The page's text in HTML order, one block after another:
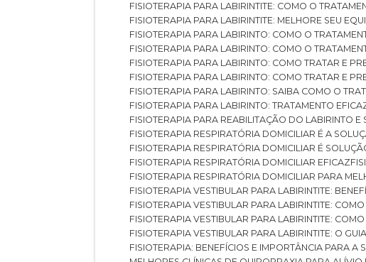
FISIOTERAPIA PARA LABIRINTITE: COMO O
FISIOTERAPIA PARA LABIRINTITE: MELHORE SEU
FISIOTERAPIA PARA LABIRINTO: COMO O
FISIOTERAPIA PARA LABIRINTO: COMO O
FISIOTERAPIA PARA LABIRINTO: COMO TRATAR E
FISIOTERAPIA PARA LABIRINTO: COMO TRATAR E
FISIOTERAPIA PARA LABIRINTO: SAIBA COMO O
FISIOTERAPIA PARA LABIRINTO: TRATAMENTO
FISIOTERAPIA PARA REABILITAÇÃO DO LABIRINTO E
FISIOTERAPIA RESPIRATÓRIA DOMICILIAR É A
FISIOTERAPIA RESPIRATÓRIA DOMICILIAR É
FISIOTERAPIA RESPIRATÓRIA DOMICILIAR EFICAZ
FISIOTERAPIA RESPIRATÓRIA DOMICILIAR PARA
FISIOTERAPIA VESTIBULAR PARA LABIRINTITE:
FISIOTERAPIA VESTIBULAR PARA LABIRINTITE:
FISIOTERAPIA VESTIBULAR PARA LABIRINTITE:
FISIOTERAPIA VESTIBULAR PARA LABIRINTITE: O
FISIOTERAPIA: BENEFÍCIOS E IMPORTÂNCIA PARA A